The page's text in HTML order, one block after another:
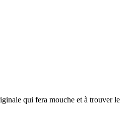
qui fera mouche et à trouver le